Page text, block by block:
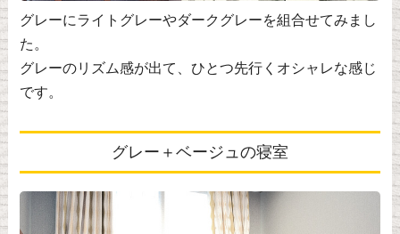
グレーにライトグレーやダークグレーを組合せてみまし
た。
グレーのリズム感が出て、ひとつ先行くオシャレな感じ
です。
グレー＋ベージュの寝室